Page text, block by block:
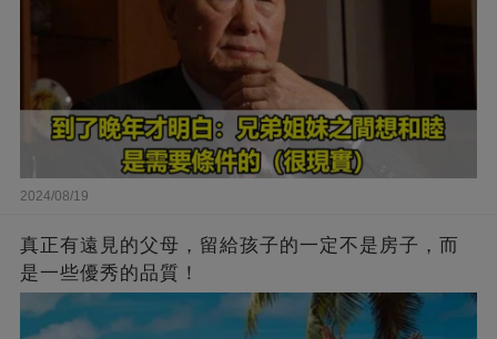
2024/08/19
真正有遠見的父母，留給孩子的一定不是房子，而
是一些優秀的品質！